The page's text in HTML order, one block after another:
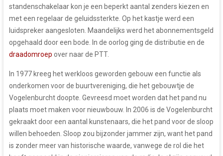
standenschakelaar kon je een beperkt aantal zenders kiezen en
met een regelaar de geluidssterkte. Op het kastje werd een
luidspreker aangesloten. Maandelijks werd het abonnementsgeld
opgehaald door een bode. In de oorlog ging de distributie en de
draadomroep over naar de PTT.
In 1977 kreeg het werkloos geworden gebouw een functie als
onderkomen voor de buurtvereniging, die het gebouwtje de
Vogelenburcht doopte. Gevreesd moet worden dat het pand nu
plaats moet maken voor nieuwbouw. In 2006 is de Vogelenburcht
gekraakt door een aantal kunstenaars, die het pand voor de sloop
willen behoeden. Sloop zou bijzonder jammer zijn, want het pand
is zonder meer van historische waarde, vanwege de rol die het